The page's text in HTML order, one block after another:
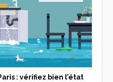
: vérifiez bien l’état